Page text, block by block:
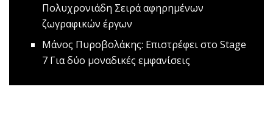
Πολυχρονιάδη Σειρά αφηρημένων
ζωγραφικών έργων
Μάνος Πυροβολάκης: Επιστρέφει στο Stage
7 Για δύο μοναδικές εμφανίσεις